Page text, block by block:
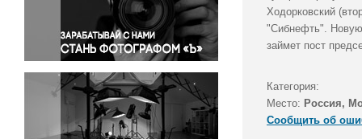
Правосудие
Происшествия и конфликты
Религия
Светская жизнь
Спорт
Экология
Экономика и бизнес
Ходорковский
"Сибнефть".
займет пост
Категория:
Место: Россия,
Сообщить об